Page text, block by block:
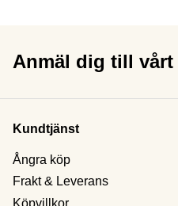
Anmäl dig till vårt
Kundtjänst
Ångra köp
Frakt & Leverans
Köpvillkor